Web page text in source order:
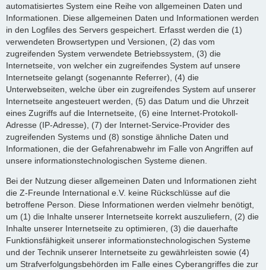
automatisiertes System eine Reihe von allgemeinen Daten und
Informationen. Diese allgemeinen Daten und Informationen werden
in den Logfiles des Servers gespeichert. Erfasst werden die (1)
verwendeten Browsertypen und Versionen, (2) das vom
zugreifenden System verwendete Betriebssystem, (3) die
Internetseite, von welcher ein zugreifendes System auf unsere
Internetseite gelangt (sogenannte Referrer), (4) die
Unterwebseiten, welche über ein zugreifendes System auf unserer
Internetseite angesteuert werden, (5) das Datum und die Uhrzeit
eines Zugriffs auf die Internetseite, (6) eine Internet-Protokoll-
Adresse (IP-Adresse), (7) der Internet-Service-Provider des
zugreifenden Systems und (8) sonstige ähnliche Daten und
Informationen, die der Gefahrenabwehr im Falle von Angriffen auf
unsere informationstechnologischen Systeme dienen.
Bei der Nutzung dieser allgemeinen Daten und Informationen zieht
die Z-Freunde International e.V. keine Rückschlüsse auf die
betroffene Person. Diese Informationen werden vielmehr benötigt,
um (1) die Inhalte unserer Internetseite korrekt auszuliefern, (2) die
Inhalte unserer Internetseite zu optimieren, (3) die dauerhafte
Funktionsfähigkeit unserer informationstechnologischen Systeme
und der Technik unserer Internetseite zu gewährleisten sowie (4)
um Strafverfolgungsbehörden im Falle eines Cyberangriffes die zur